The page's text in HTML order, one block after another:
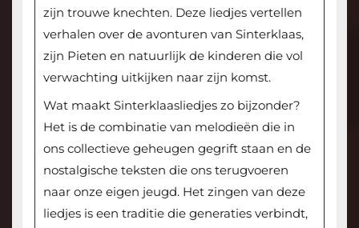
zijn trouwe knechten. Deze liedjes vertellen
verhalen over de avonturen van Sinterklaas,
zijn Pieten en natuurlijk de kinderen die vol
verwachting uitkijken naar zijn komst.
Wat maakt Sinterklaasliedjes zo bijzonder?
Het is de combinatie van melodieën die in
ons collectieve geheugen gegrift staan en de
nostalgische teksten die ons terugvoeren
naar onze eigen jeugd. Het zingen van deze
liedjes is een traditie die generaties verbindt,